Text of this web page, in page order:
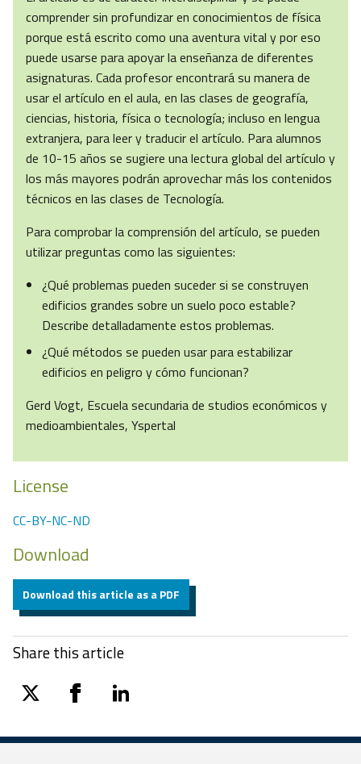
comprender sin profundizar en conocimientos de física
porque está escrito como una aventura vital y por eso
puede usarse para apoyar la enseñanza de diferentes
asignaturas. Cada profesor encontrará su manera de
usar el artículo en el aula, en las clases de geografía,
ciencias, historia, física o tecnología; incluso en lengua
extranjera, para leer y traducir el artículo. Para alumnos
de 10-15 años se sugiere una lectura global del artículo y
los más mayores podrán aprovechar más los contenidos
técnicos en las clases de Tecnología.
Para comprobar la comprensión del artículo, se pueden
utilizar preguntas como las siguientes:
¿Qué problemas pueden suceder si se construyen
edificios grandes sobre un suelo poco estable?
Describe detalladamente estos problemas.
¿Qué métodos se pueden usar para estabilizar
edificios en peligro y cómo funcionan?
Gerd Vogt, Escuela secundaria de studios económicos y
medioambientales, Yspertal
License
CC-BY-NC-ND
Download
Download this article as a PDF
Share this article
twitter facebooklinkedin